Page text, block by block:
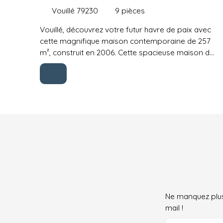
Vouillé 79230 9 pièces
Vouillé, découvrez votre futur havre de paix avec
cette magnifique maison contemporaine de 257
m², construit en 2006. Cette spacieuse maison de
9 pièces, dont 5 chambres, vous promet un cadre
de-chaussée se compose: d'une entrée avec
m², une terrasse avec pergola et une piscine
12x6m. Honoraires inclus de 3. 09% TTC à la
Ne manquez
mail !